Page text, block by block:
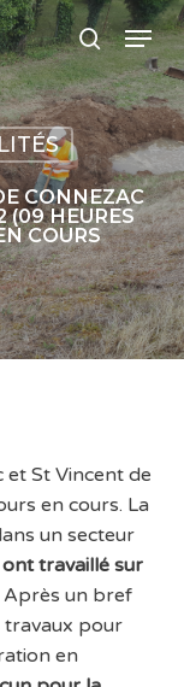
search
Menu
CONNEZAC
(09 HEURES
COURS
et St Vincent de
en cours. La
un secteur
travaillé sur
un bref
travaux pour
en